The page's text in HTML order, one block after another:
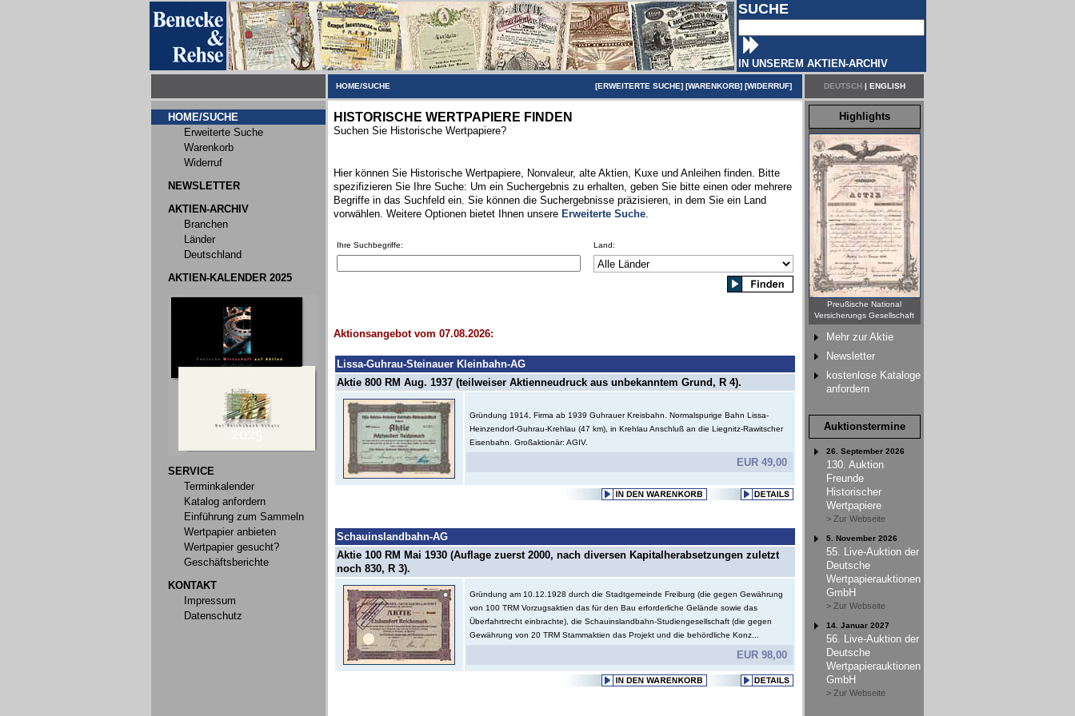
SUCHE
IN UNSEREM AKTIEN-ARCHIV
HOME/SUCHE [ERWEITERTE SUCHE] [WARENKORB] [WIDERRUF] DEUTSCH| ENGLISH
HOME/SUCHE
Erweiterte Suche
Warenkorb
Widerruf
NEWSLETTER
AKTIEN-ARCHIV
Branchen
Länder
Deutschland
AKTIEN-KALENDER 2025
SERVICE
Terminkalender
Katalog anfordern
Einführung zum Sammeln
Wertpapier anbieten
Wertpapier gesucht?
Geschäftsberichte
KONTAKT
Impressum
Datenschutz
HISTORISCHE WERTPAPIERE FINDEN
Suchen Sie Historische Wertpapiere?
Hier können Sie Historische Wertpapiere, Nonvaleur, alte Aktien, Kuxe und Anleihen finden. Bitte
spezifizieren Sie Ihre Suche: Um ein Suchergebnis zu erhalten, geben Sie bitte einen oder mehrere
Begriffe in das Suchfeld ein. Sie können die Suchergebnisse präzisieren, in dem Sie ein Land
vorwählen. Weitere Optionen bietet Ihnen unsere Erweiterte Suche.
Ihre Suchbegriffe: Land:
Aktionsangebot vom 07.08.2026:
Lissa-Guhrau-Steinauer Kleinbahn-AG
Aktie 800 RM Aug. 1937 (teilweiser Aktienneudruck aus unbekanntem Grund, R 4).
Gründung 1914, Firma ab 1939 Guhrauer Kreisbahn. Normalspurige Bahn Lissa-
Heinzendorf-Guhrau-Krehlau (47 km), in Krehlau Anschluß an die Liegnitz-Rawitscher
Eisenbahn. Großaktionär: AGIV.
EUR 49,00
Schauinslandbahn-AG
Aktie 100 RM Mai 1930 (Auflage zuerst 2000, nach diversen Kapitalherabsetzungen zuletzt
noch 830, R 3).
Gründung am 10.12.1928 durch die Stadtgemeinde Freiburg (die gegen Gewährung
von 100 TRM Vorzugsaktien das für den Bau erforderliche Gelände sowie das
Überfahrtrecht einbrachte), die Schauinslandbahn-Studiengesellschaft (die gegen
Gewährung von 20 TRM Stammaktien das Projekt und die behördliche Konz...
EUR 98,00
Highlights
Preußische National
Versicherungs Gesellschaft
Mehr zur Aktie
Newsletter
kostenlose Kataloge
anfordern
Auktionstermine
26. September 2026
130. Auktion
Freunde
Historischer
Wertpapiere
> Zur Webseite
5. November 2026
55. Live-Auktion der
Deutsche
Wertpapierauktionen
GmbH
> Zur Webseite
14. Januar 2027
56. Live-Auktion der
Deutsche
Wertpapierauktionen
GmbH
> Zur Webseite